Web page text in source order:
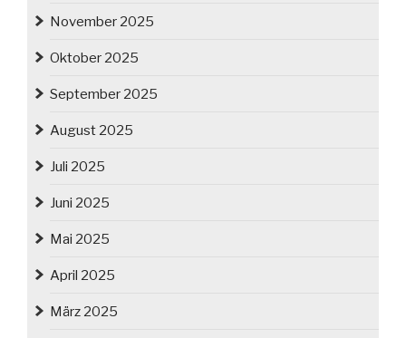
November 2025
Oktober 2025
September 2025
August 2025
Juli 2025
Juni 2025
Mai 2025
April 2025
März 2025